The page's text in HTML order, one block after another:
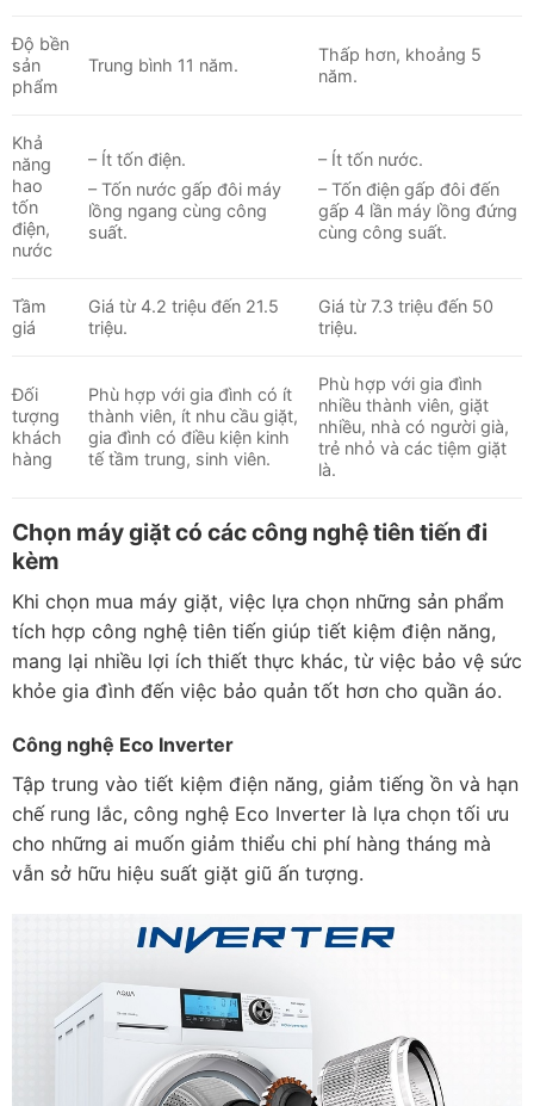
Độ bền
sản
phẩm
Trung bình 11 năm.
Thấp hơn, khoảng 5
năm.
Khả
năng
hao
tốn
điện,
nước
– Ít tốn điện.
– Tốn nước gấp đôi máy
lồng ngang cùng công
suất.
– Ít tốn nước.
– Tốn điện gấp đôi đến
gấp 4 lần máy lồng đứng
cùng công suất.
Tầm
giá
Giá từ 4.2 triệu đến 21.5
triệu.
Giá từ 7.3 triệu đến 50
triệu.
Đối
tượng
khách
hàng
Phù hợp với gia đình có ít
thành viên, ít nhu cầu giặt,
gia đình có điều kiện kinh
tế tầm trung, sinh viên.
Phù hợp với gia đình
nhiều thành viên, giặt
nhiều, nhà có người già,
trẻ nhỏ và các tiệm giặt
là.
Chọn máy giặt có các công nghệ tiên tiến đi
kèm
Khi chọn mua máy giặt, việc lựa chọn những sản phẩm
tích hợp công nghệ tiên tiến giúp tiết kiệm điện năng,
mang lại nhiều lợi ích thiết thực khác, từ việc bảo vệ sức
khỏe gia đình đến việc bảo quản tốt hơn cho quần áo.
Công nghệ Eco Inverter
Tập trung vào tiết kiệm điện năng, giảm tiếng ồn và hạn
chế rung lắc, công nghệ Eco Inverter là lựa chọn tối ưu
cho những ai muốn giảm thiểu chi phí hàng tháng mà
vẫn sở hữu hiệu suất giặt giũ ấn tượng.